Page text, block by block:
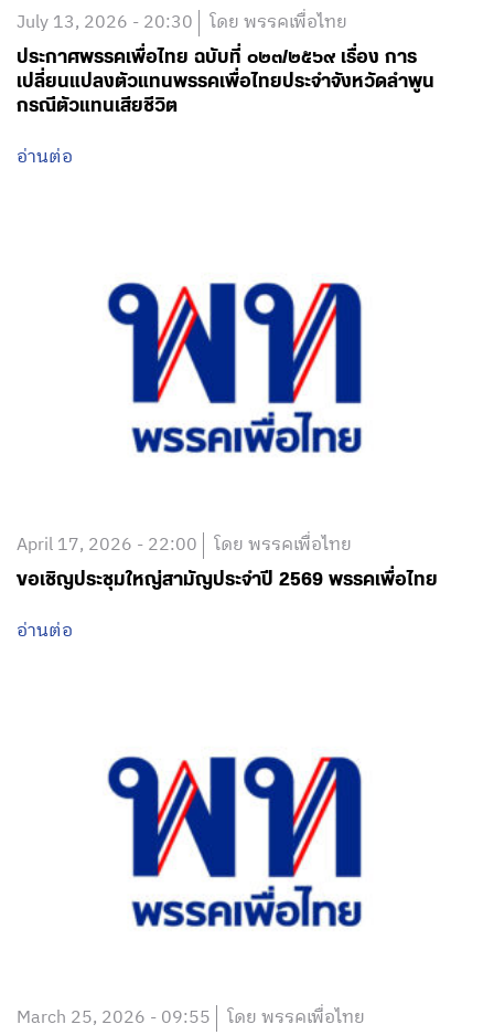
July 13, 2026 - 20:30 โดย พรรคเพื่อไทย
ประกาศพรรคเพื่อไทย ฉบับที่ ๐๒๓/๒๕๖๙ เรื่อง การ
เปลี่ยนแปลงตัวแทนพรรคเพื่อไทยประจำจังหวัดลำพูน
กรณีตัวแทนเสียชีวิต
อ่านต่อ
April 17, 2026 - 22:00 โดย พรรคเพื่อไทย
ขอเชิญประชุมใหญ่สามัญประจำปี 2569 พรรคเพื่อไทย
อ่านต่อ
March 25, 2026 - 09:55 โดย พรรคเพื่อไทย